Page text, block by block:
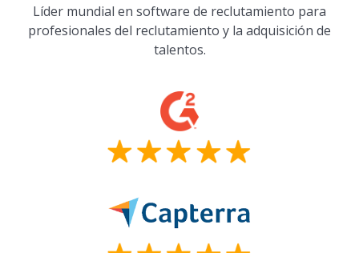
Líder mundial en software de reclutamiento para
profesionales del reclutamiento y la adquisición de
talentos.